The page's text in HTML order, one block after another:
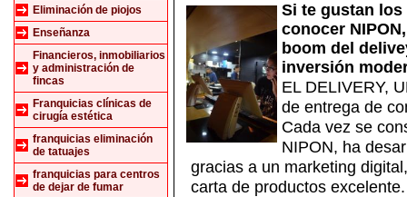
Eliminación de piojos
Enseñanza
Financieros, inmobiliarios
y administración de
fincas
Franquicias clínicas de
cirugía estética
franquicias eliminación
de tatuajes
franquicias para centros
de dejar de fumar
Si te gustan
conocer
boom del
inversión
EL DELIVERY,
de entrega de
Cada vez se
NIPON, ha
gracias a un marketing
carta de productos